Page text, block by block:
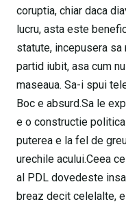
coruptia, chiar daca
lucru, asta este
statute, incepusera
partid iubit, asa cum
maseaua. Sa-i spui
Boc e absurd.Sa le
e o constructie
puterea e la fel de
urechile acului.Ceea
al PDL dovedeste
breaz decit celelalte,